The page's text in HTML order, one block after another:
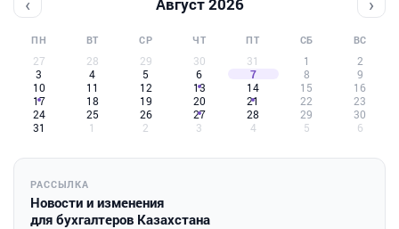
ПН ВТ СР ЧТ ПТ СБ ВС
27 28 29 30 31 1
2
3
4 5 6 7 8
9
10
11 12 13 14 15
16
17
18 19 20 21 22
23
24
25 26 27 28 29
30
31
1 2 3 4 5 6
РАССЫЛКА
Новости и изменения
для бухгалтеров Казахстана